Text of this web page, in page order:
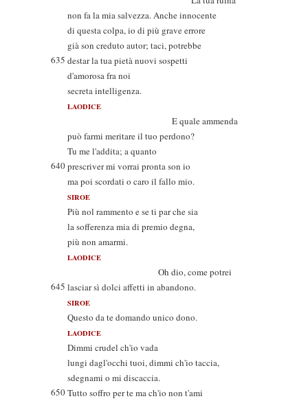
non fa la mia salvezza. Anche innocente
di questa colpa, io di più grave errore
già son creduto autor; taci, potrebbe
635 destar la tua pietà nuovi sospetti
d'amorosa fra noi
secreta intelligenza.
LAODICE
E quale ammenda
può farmi meritare il tuo perdono?
Tu me l'addita; a quanto
640prescriver mi vorrai pronta son io
ma poi scordati o caro il fallo mio.
SIROE
Più nol rammento e se ti par che sia
la sofferenza mia di premio degna,
più non amarmi.
LAODICE
Oh dio, come potrei
645 lasciar sì dolci affetti in abandono.
SIROE
Questo da te domando unico dono.
LAODICE
Dimmi crudel ch'io vada
lungi dagl'occhi tuoi, dimmi ch'io taccia,
sdegnami o mi discaccia.
650Tutto soffro per te ma ch'io non t'ami